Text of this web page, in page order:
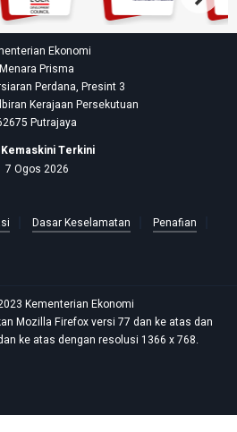
Ekonomi
Menara Prisma
Perdana, Presint 3
Kerajaan Persekutuan
Putrajaya
Terkini
7 Ogos 2026
Dasar Keselamatan Penafian
Kementerian Ekonomi
Mozilla Firefox versi 77 dan ke atas dan
ke atas dengan resolusi 1366 x 768.